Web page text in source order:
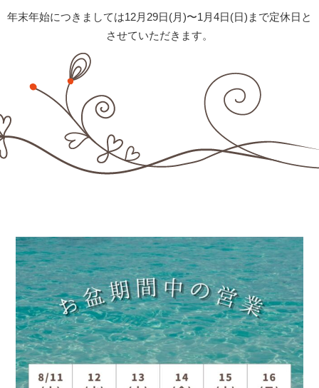
年末年始につきましては12月29日(月)〜1月4日(日)まで定休日と
させていただきます。